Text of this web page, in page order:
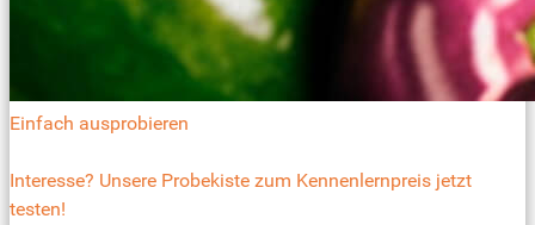
Einfach ausprobieren
Interesse? Unsere Probekiste zum Kennenlernpreis jetzt
testen!